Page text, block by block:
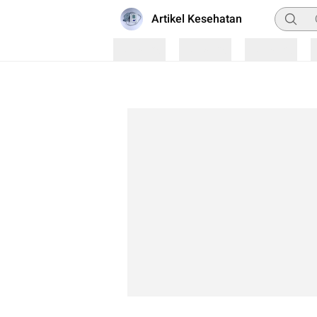
Artikel Kesehatan